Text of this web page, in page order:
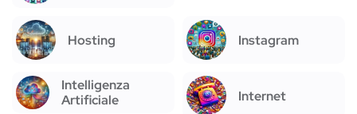
Hosting Instagram
Intelligenza
Artificiale
Internet